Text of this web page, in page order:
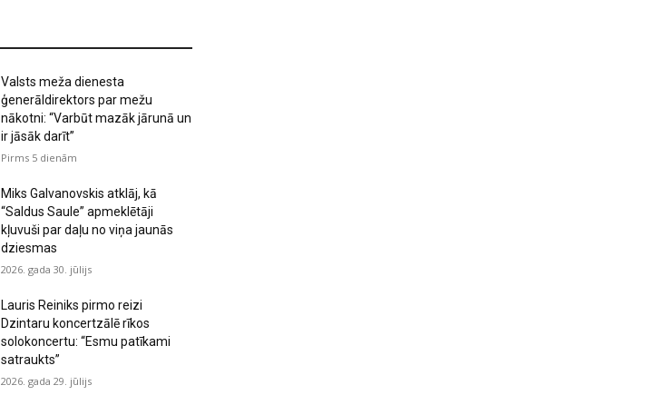
Valsts meža dienesta
ģenerāldirektors par mežu
nākotni: “Varbūt mazāk jārunā un
ir jāsāk darīt”
Pirms 5 dienām
Miks Galvanovskis atklāj, kā
“Saldus Saule” apmeklētāji
kļuvuši par daļu no viņa jaunās
dziesmas
2026. gada 30. jūlijs
Lauris Reiniks pirmo reizi
Dzintaru koncertzālē rīkos
solokoncertu: “Esmu patīkami
satraukts”
2026. gada 29. jūlijs